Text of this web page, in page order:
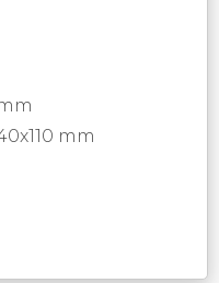
mm